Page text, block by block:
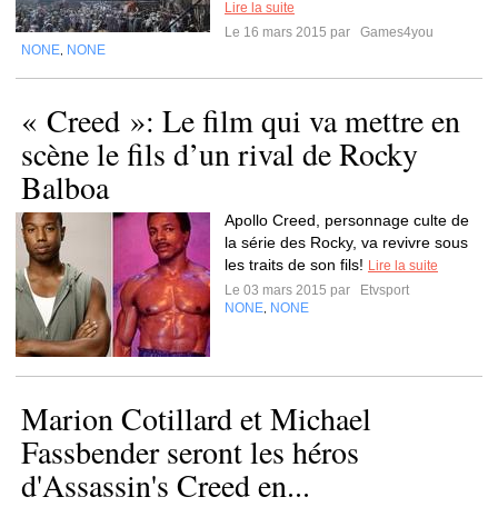
Lire la suite
Le 16 mars 2015 par
Games4you
NONE NONE
« Creed »: Le film qui va mettre en
scène le fils d’un rival de Rocky
Balboa
Apollo Creed, personnage culte de
la série des Rocky, va revivre sous
les traits de son fils! Lire la suite
Le 03 mars 2015 par
Etvsport
NONE NONE
Marion Cotillard et Michael
Fassbender seront les héros
d'Assassin's Creed en...